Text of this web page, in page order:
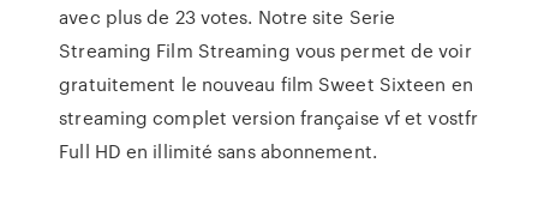
avec plus de 23 votes. Notre site Serie
Streaming Film Streaming vous permet de voir
gratuitement le nouveau film Sweet Sixteen en
streaming complet version française vf et vostfr
Full HD en illimité sans abonnement.